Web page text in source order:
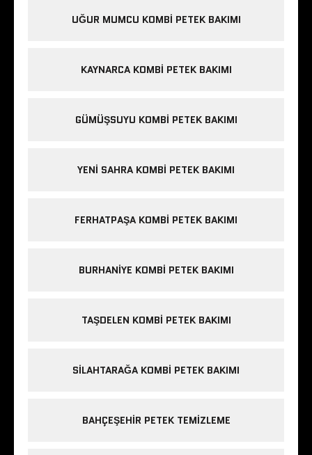
UĞUR MUMCU KOMBI PETEK BAKIMI
KAYNARCA KOMBI PETEK BAKIMI
GÜMÜŞSUYU KOMBI PETEK BAKIMI
YENI SAHRA KOMBI PETEK BAKIMI
FERHATPAŞA KOMBI PETEK BAKIMI
BURHANIYE KOMBI PETEK BAKIMI
TAŞDELEN KOMBI PETEK BAKIMI
SILAHTARAĞA KOMBI PETEK BAKIMI
BAHÇEŞEHIR PETEK TEMIZLEME